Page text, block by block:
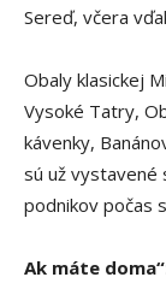
Sereď, včera
Obaly klasickej
Vysoké Tatry,
kávenky,
sú už
podnikov počas
Ak máte